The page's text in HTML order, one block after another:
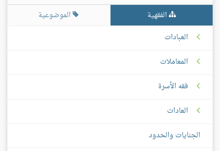
الفقهية
الموضوعية
العبادات
المعاملات
فقه الأسرة
العادات
الجنايات والحدود